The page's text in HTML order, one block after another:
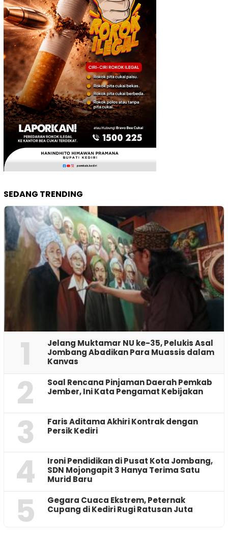
SEDANG TRENDING
1
Jelang Muktamar NU ke-35, Pelukis Asal
Jombang Abadikan Para Muassis dalam
Kanvas
2
‎Soal Rencana Pinjaman Daerah Pemkab
Jember, Ini Kata Pengamat Kebijakan ‎
3
Faris Aditama Akhiri Kontrak dengan
Persik Kediri
4
Ironi Pendidikan di Pusat Kota Jombang,
SDN Mojongapit 3 Hanya Terima Satu
Murid Baru
5
‎Gegara Cuaca Ekstrem, Peternak
Cupang di Kediri Rugi Ratusan Juta